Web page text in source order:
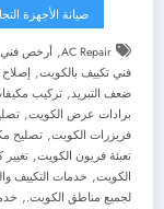
صيانة الأجهزة
AC Repair
, أرخص فني
فني تكييف بالكويت,
ضعف التبريد, تركيب
برادات عرض الكويت,
فريزرات الكويت, تصليح
تعبئة فريون الكويت,
الكويت, خدمات التكييف
لجميع مناطق الكويت., خدمة